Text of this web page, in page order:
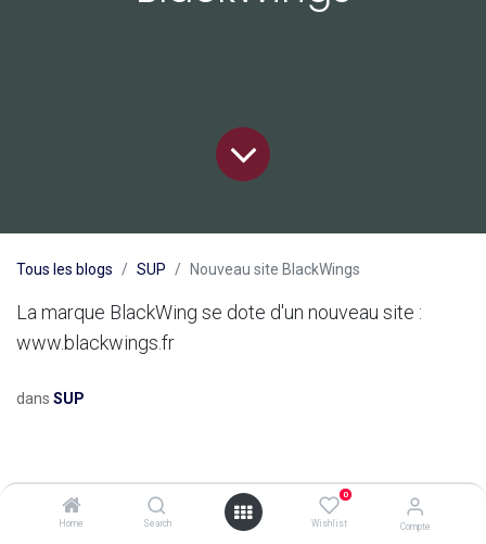
Home Search
0
Wishlist Compte
Tous les blogs SUP Nouveau site BlackWings
La marque BlackWing se dote d'un nouveau site :
www.blackwings.fr
dans SUP